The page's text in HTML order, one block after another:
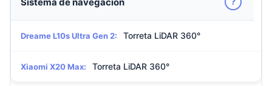
Dreame L10s Ultra Gen 2: Torreta LiDAR 360°
Xiaomi X20 Max: Torreta LiDAR 360°